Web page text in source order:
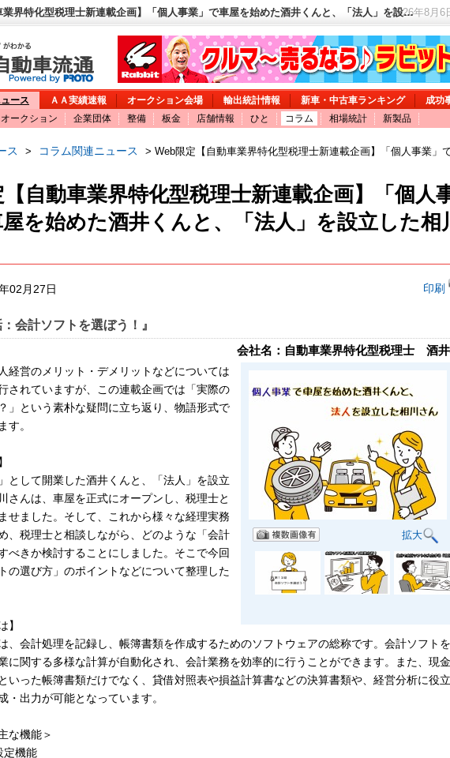
業界特化型税理士新連載企画】「個人事業」で車屋を始めた酒井くんと、「法人」を設…2026年8月6
ース ＡＡ実績速報 オークション会場 輸出統計情報 新車・中古車ランキング 成功
オークション 企業団体 整備 板金 店舗情報 ひと コラム 相場統計 新製品
ス > コラム関連ニュース > Web限定【自動車業界特化型税理士新連載企画】「個人事業」
自動車業界特化型税理士新連載企画】「個人
を始めた酒井くんと、「法人」を設立した相
02月27日 印刷
：会計ソフトを選ぼう！』
会社名：自動車業界特化型税理士 酒
拡大
経営のメリット・デメリットなどについては
されていますが、この連載企画では「実際の
」という素朴な疑問に立ち返り、物語形式で
す。
として開業した酒井くんと、「法人」を設立
さんは、車屋を正式にオープンし、税理士と
せました。そして、これから様々な経理実務
、税理士と相談しながら、どのような「会計
べきか検討することにしました。そこで今回
の選び方」のポイントなどについて整理した
】
、会計処理を記録し、帳簿書類を作成するためのソフトウェアの総称です。会計ソフト
に関する多様な計算が自動化され、会計業務を効率的に行うことができます。また、現
いった帳簿書類だけでなく、貸借対照表や損益計算書などの決算書類や、経営分析に役
・出力が可能となっています。
な機能＞
機能